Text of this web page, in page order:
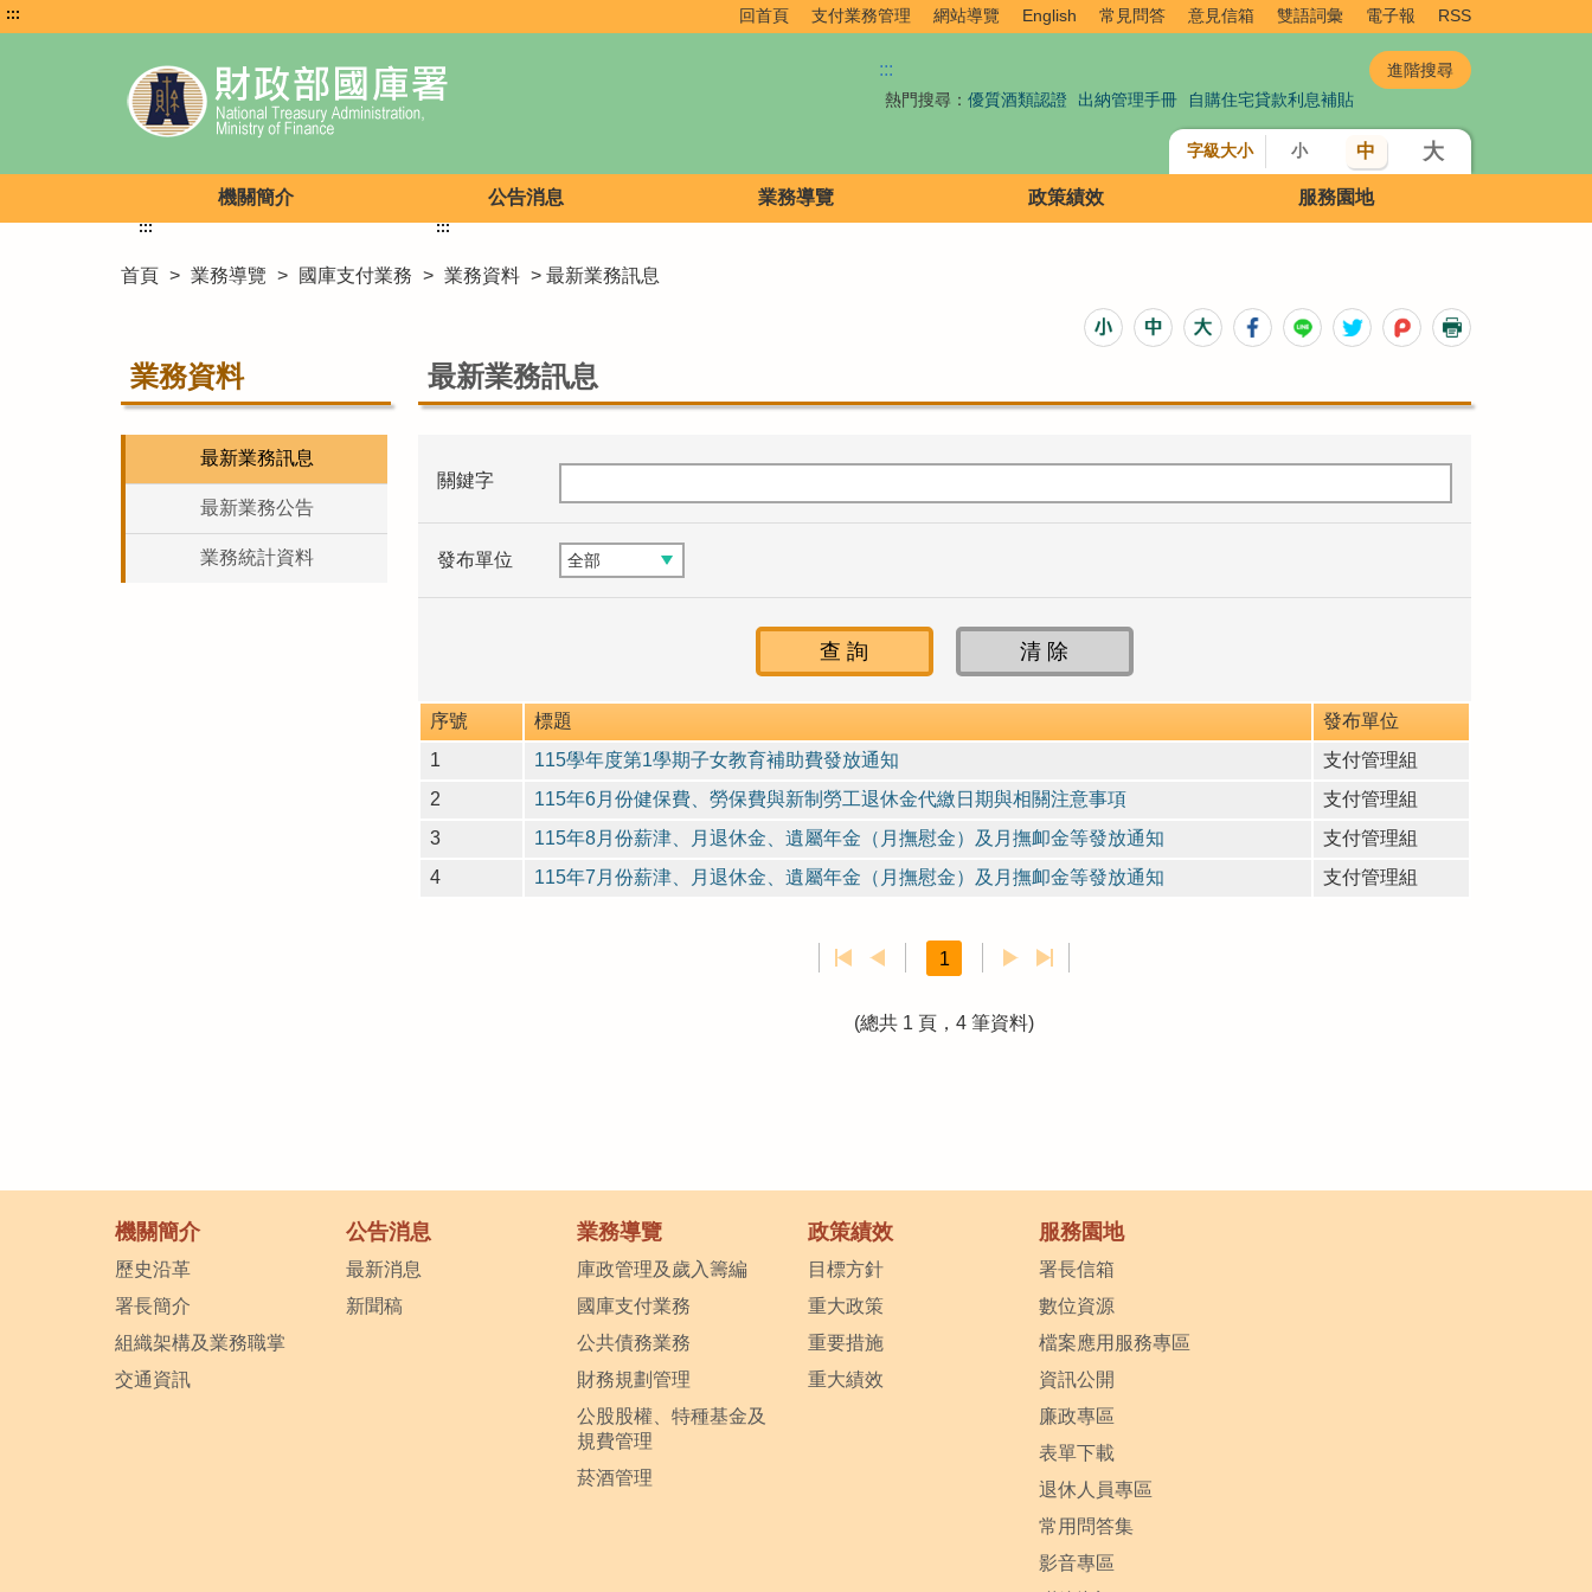
::: 回首頁 支付業務管理 網站導覽 English 常見問答 意見信箱 雙語詞彙 電子報 RSS
:::
熱門搜尋： 優質酒類認證 出納管理手冊 自購住宅貸款利息補貼
字級大小 小 中 大
機關簡介 公告消息 業務導覽 政策績效 服務園地
首頁 > 業務導覽 > 國庫支付業務 > 業務資料 > 最新業務訊息
:::
業務資料
最新業務訊息
最新業務公告
業務統計資料
:::
最新業務訊息
關鍵字
發布單位
序號 標題
發布單位
1
115學年度第1學期子女教育補助費發放通知
支付管理組
2
115年6月份健保費、勞保費與新制勞工退休金代繳日期與相關注意事項
支付管理組
3
115年8月份薪津、月退休金、遺屬年金（月撫慰金）及月撫卹金等發放通知
支付管理組
4
115年7月份薪津、月退休金、遺屬年金（月撫慰金）及月撫卹金等發放通知 支付管理組
1
(總共 1 頁，4 筆資料)
機關簡介
歷史沿革
署長簡介
組織架構及業務職掌
交通資訊
公告消息
最新消息
新聞稿
業務導覽
庫政管理及歲入籌編
國庫支付業務
公共債務業務
財務規劃管理
公股股權、特種基金及
規費管理
菸酒管理
政策績效
目標方針
重大政策
重要措施
重大績效
服務園地
署長信箱
數位資源
檔案應用服務專區
資訊公開
廉政專區
表單下載
退休人員專區
常用問答集
影音專區